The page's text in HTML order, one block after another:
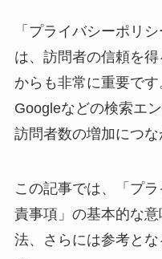
「プライバシーポリ
は、訪問者の信頼を
からも非常に重要です
Googleなどの検索エ
訪問者数の増加につな
この記事では、「プ
責事項」の基本的な
法、さらには参考と